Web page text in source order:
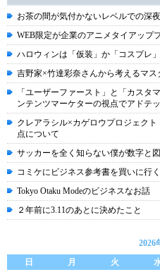
お茶の間が気付かないレベルでの深
WEB限定が企業のアニメタイアップ
ハロウィンは「仮装」か「コスプレ
吉野家×竹達彩奈さんから考えるマ
「ユーザーファースト」と「カスタ
ンテンツマーケターの視点でアドテ
クレアラシル×カゲロウプロジェク
点について
サッカーを全く知らない僕が数字と
コミケにビジネス参考書を買いに行
Tokyo Otaku Modeのビジネスなお話
２年前に3.11のあとに決めたこと
2026
日
月 火